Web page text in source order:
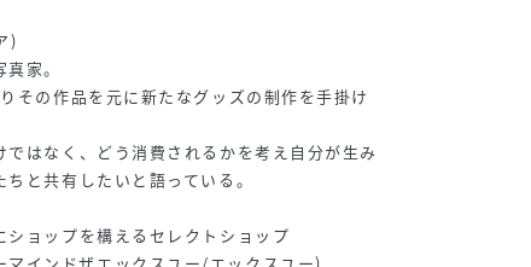
)
家。
その作品を元に新たなグッズの制作を手掛け
はなく、どう消費されるかを考え自分が生み
と共有したいと語っている。
ョップを構えるセレクトショップ